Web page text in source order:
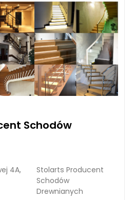
Schodów
4A,
Stolarts Producent
Schodów
Drewnianych